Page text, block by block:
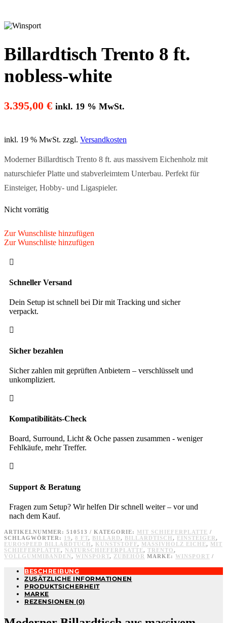
Billardtisch Trento 8 ft.
nobless-white
3.395,00 € inkl. 19 % MwSt.
inkl. 19 % MwSt. zzgl. Versandkosten
Moderner Billardtisch Trento 8 ft. aus massivem Eichenholz mit
naturschiefer Platte und stabverleimtem Unterbau. Perfekt für
Einsteiger, Hobby- und Ligaspieler.
Nicht vorrätig
Zur Wunschliste hinzufügen
Zur Wunschliste hinzufügen

Schneller Versand
Dein Setup ist schnell bei Dir mit Tracking und sicher
verpackt.

Sicher bezahlen
Sicher zahlen mit geprüften Anbietern – verschlüsselt und
unkompliziert.

Kompatibilitäts-Check
Board, Surround, Licht & Oche passen zusammen - weniger
Fehlkäufe, mehr Treffer.

Support & Beratung
Fragen zum Setup? Wir helfen Dir schnell weiter – vor und
nach dem Kauf.
ARTIKELNUMMER: 510513 KATEGORIE: MIT SCHIEFERPLATTE
SCHLAGWÖRTER: 19, 8 FT, BILLARD, BILLARDTISCH, EINSTEIGER,
EUROSPEED BILLARDTUCH, KUNSTSTOFF, MASSIVHOLZ EICHE, MIT
SCHIEFERPLATTE, NATURSCHIEFERPLATTE, TRENTO,
VOLLGUMMIBANDEN, WINSPORT, ZUBEHÖR MARKE: WINSPORT
BESCHREIBUNG
ZUSÄTZLICHE INFORMATIONEN
PRODUKTSICHERHEIT
MARKE
REZENSIONEN (0)